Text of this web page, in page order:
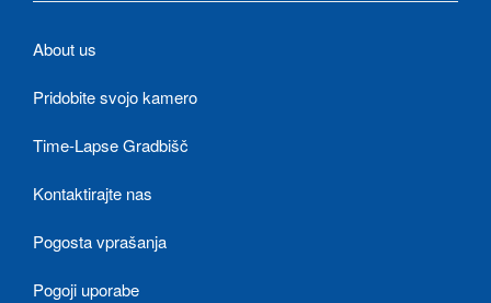
About us
Pridobite svojo kamero
Time-Lapse Gradbišč
Kontaktirajte nas
Pogosta vprašanja
Pogoji uporabe